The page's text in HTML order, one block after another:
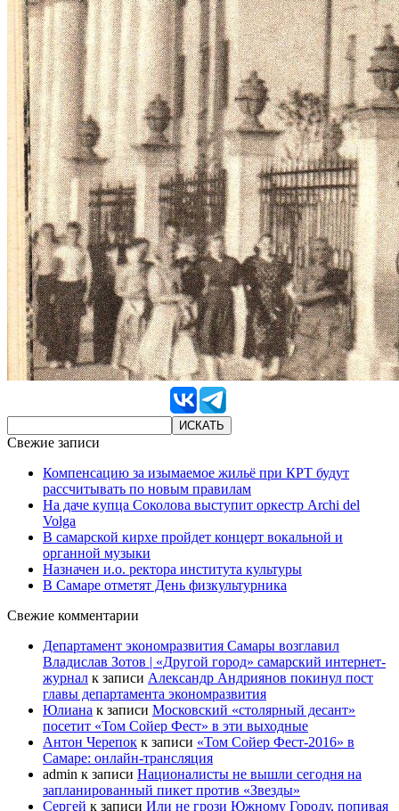
Свежие записи
Компенсацию за изымаемое жильё при КРТ будут
рассчитывать по новым правилам
На даче купца Соколова выступит оркестр Archi del
Volga
В самарской кирхе пройдет концерт вокальной и
органной музыки
Назначен и.о. ректора института культуры
В Самаре отметят День физкультурника
Свежие комментарии
Департамент экономразвития Самары возглавил
Владислав Зотов | «Другой город» самарский интернет-
журнал к записи Александр Андриянов покинул пост
главы департамента экономразвития
Юлиана к записи Московский «столярный десант»
посетит «Том Сойер Фест» в эти выходные
Антон Черепок к записи «Том Сойер Фест-2016» в
Самаре: онлайн-трансляция
admin к записи Националисты не вышли сегодня на
запланированный пикет против «Звезды»
Сергей к записи Или не грози Южному Городу, попивая